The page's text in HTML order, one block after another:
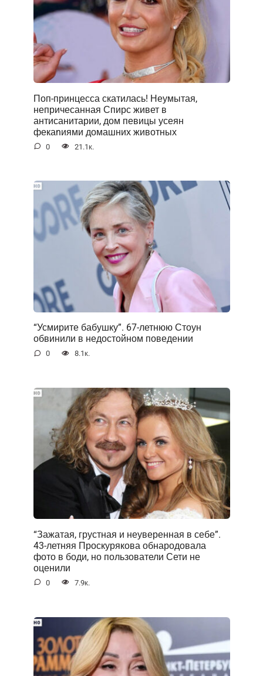
Поп-принцесса скатилась! Неумытая,
непричесанная Спирс живет в
антисанитарии, дом певицы усеян
фекаnиями домашних животных
0 21.1к.
“Усмирите бабушку”. 67-летнюю Стоун
обвинили в недостойном поведении
0 8.1к.
“Зажатая, грустная и неуверенная в себе”.
43-летняя Проскурякова обнародовала
фото в боди, но пользователи Сети не
оценили
0 7.9к.